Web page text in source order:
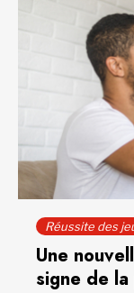
Réussite des
Une
signe de